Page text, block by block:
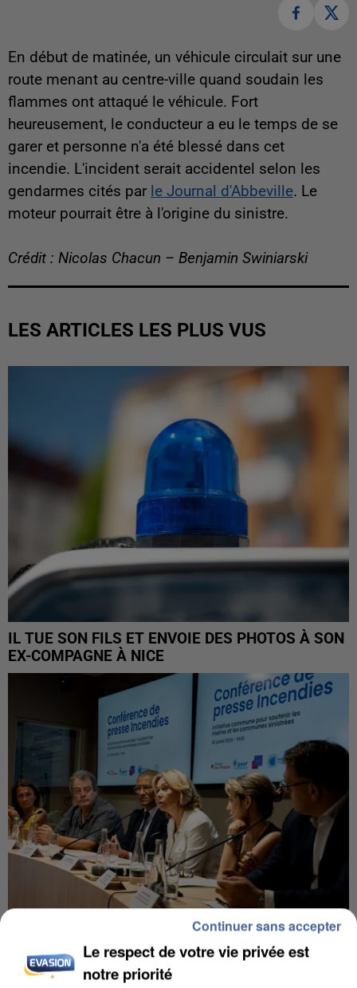
En début de matinée, un véhicule circulait sur une
route menant au centre-ville quand soudain les
flammes ont attaqué le véhicule. Fort
heureusement, le conducteur a eu le temps de se
garer et personne n'a été blessé dans cet
incendie. L'incident serait accidentel selon les
gendarmes cités par le Journal d'Abbeville. Le
moteur pourrait être à l'origine du sinistre.
Crédit : Nicolas Chacun – Benjamin Swiniarski
LES ARTICLES LES PLUS VUS
IL TUE SON FILS ET ENVOIE DES PHOTOS À SON
EX-COMPAGNE À NICE
INCENDIES : L’ÎLE-DE-FRANCE LANCE UN ÉLAN
DE SOLIDARITÉ AVEC LES...
Le respect de votre vie privée est
notre priorité
Continuer sans accepter